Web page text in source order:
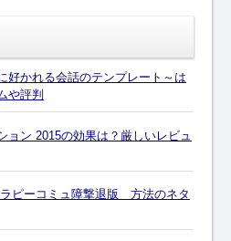
好かれる会話のテンプレート～は
や評判
ョン 2015の効果は？厳しいレビュ
ピーコミュ障撃退版 方法のネタ